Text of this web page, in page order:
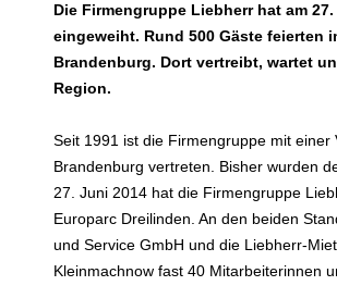
Die Firmengruppe Liebherr hat am
eingeweiht. Rund 500 Gäste feierten
Brandenburg. Dort vertreibt, wartet
Region.
Seit 1991 ist die Firmengruppe mit
Brandenburg vertreten. Bisher wurden
27. Juni 2014 hat die Firmengruppe
Europarc Dreilinden. An den beiden
und Service GmbH und die Liebherr-
Kleinmachnow fast 40 Mitarbeiterinnen